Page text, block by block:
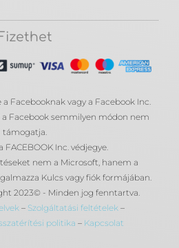
Facebooknak vagy a Facebook Inc.
a Facebook semmilyen módon nem
támogatja.
FACEBOOK Inc. védjegye.
nem a Microsoft, hanem a
Kulcs vagy fiók formájában.
2023© - Minden jog fenntartva.
– Szolgáltatási feltételek –
politika – Kapcsolat